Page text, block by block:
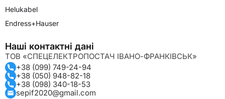
Helukabel
Endress+Hauser
Наші контактні дані
ТОВ «СПЕЦЕЛЕКТРОПОСТАЧ ІВАНО-ФРАНКІВСЬК»
+38 (099) 749-24-94
+38 (050) 948-82-18
+38 (098) 340-18-53
sepif2020@gmail.com